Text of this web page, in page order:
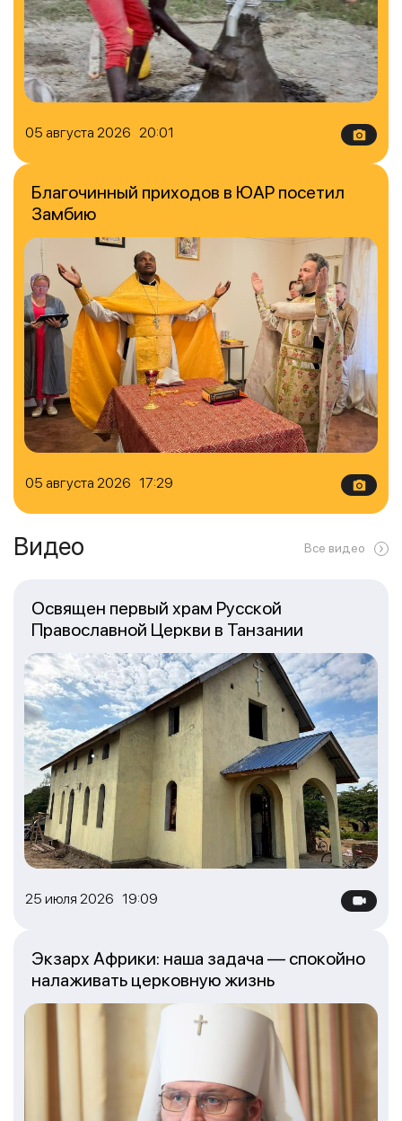
05 августа 2026 20:01
05 августа 2026 17:29
Благочинный приходов в ЮАР посетил
Замбию
Видео Все видео
25 июля 2026 19:09
Освящен первый храм Русской
Православной Церкви в Танзании
Экзарх Африки: наша задача — спокойно
налаживать церковную жизнь